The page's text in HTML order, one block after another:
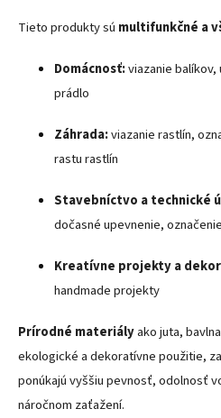
Tieto produkty sú multifunkčné a
Domácnosť:viazanie
prádlo
Záhrada:viazanie rastlín,
rastu rastlín
Stavebníctvo a technické
dočasné upevnenie,
Kreatívne projekty a
handmade projekty
Prírodné materiályako juta,
ekologické a dekoratívne použitie,
ponúkajú vyššiu pevnosť, odolnosť
náročnom zaťažení.